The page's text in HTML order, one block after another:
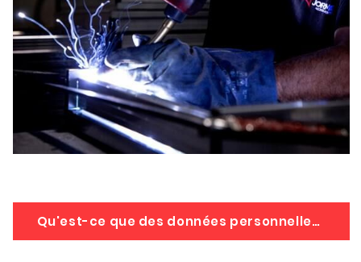
Qu'est-ce que des données personnelles ?